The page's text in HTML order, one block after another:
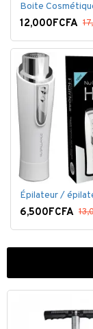
Boite
12,000FCFA
6,500FCFA